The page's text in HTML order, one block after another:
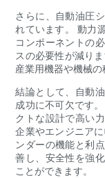
さらに、自動油圧
れています。 動力
コンポーネントの
スの必要性が減り
産業用機器や機械の
結論として、自動
成功に不可欠です
クトな設計で高い
企業やエンジニア
ンダーの機能と利
善し、安全性を強
ことができます。